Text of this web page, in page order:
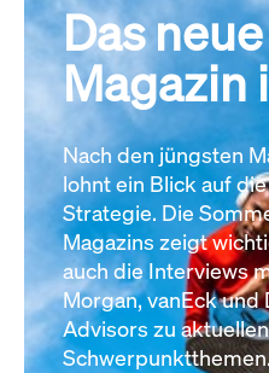
Das
Magazin
Nach den jüngsten
lohnt ein Blick auf
Strategie. Die
Magazins zeigt
auch die Interviews
Morgan, vanEck und
Advisors zu aktuellen